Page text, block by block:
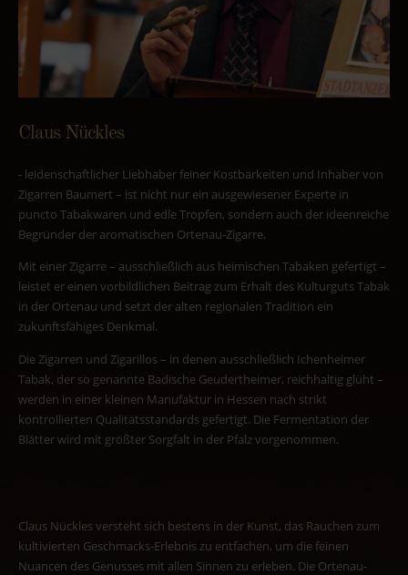
Claus Nückles
- leidenschaftlicher Liebhaber feiner Kostbarkeiten und Inhaber von
Zigarren Baumert – ist nicht nur ein ausgewiesener Experte in
puncto Tabakwaren und edle Tropfen, sondern auch der ideenreiche
Begründer der aromatischen Ortenau-Zigarre.
Mit einer Zigarre – ausschließlich aus heimischen Tabaken gefertigt –
leistet er einen vorbildlichen Beitrag zum Erhalt des Kulturguts Tabak
in der Ortenau und setzt der alten regionalen Tradition ein
zukunftsfähiges Denkmal.
Die Zigarren und Zigarillos – in denen ausschließlich Ichenheimer
Tabak, der so genannte Badische Geudertheimer, reichhaltig glüht –
werden in einer kleinen Manufaktur in Hessen nach strikt
kontrollierten Qualitätsstandards gefertigt. Die Fermentation der
Blätter wird mit größter Sorgfalt in der Pfalz vorgenommen.
Claus Nückles versteht sich bestens in der Kunst, das Rauchen zum
kultivierten Geschmacks-Erlebnis zu entfachen, um die feinen
Nuancen des Genusses mit allen Sinnen zu erleben. Die Ortenau-